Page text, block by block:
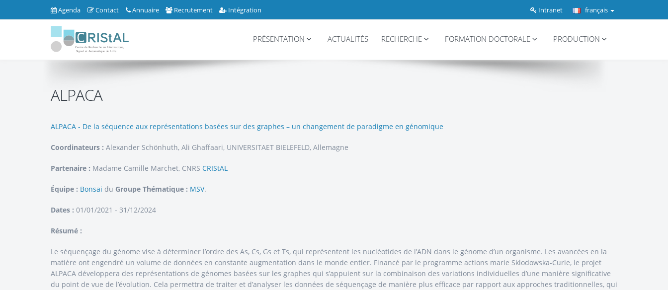
français
Intranet
Agenda Contact Annuaire Recrutement Intégration
PRÉSENTATION ACTUALITÉS RECHERCHE FORMATION DOCTORALE PRODUCTION
ALPACA
ALPACA - De la séquence aux représentations basées sur des graphes – un changement de paradigme en génomique
Coordinateurs : Alexander Schönhuth, Ali Ghaffaari, UNIVERSITAET BIELEFELD, Allemagne
Partenaire : Madame Camille Marchet, CNRS CRIStAL
Équipe : Bonsai du Groupe Thématique : MSV.
Dates : 01/01/2021 - 31/12/2024
Résumé :
Le séquençage du génome vise à déterminer l’ordre des As, Cs, Gs et Ts, qui représentent les nucléotides de l’ADN dans le génome d’un organisme. Les avancées en la
matière ont engendré un volume de données en constante augmentation dans le monde entier. Financé par le programme actions marie Sklodowska-Curie, le projet
ALPACA développera des représentations de génomes basées sur les graphes qui s’appuient sur la combinaison des variations individuelles d’une manière significative
du point de vue de l’évolution. Cela permettra de traiter et d’analyser les données de séquençage de manière plus efficace par rapport aux approches traditionnelles, qui